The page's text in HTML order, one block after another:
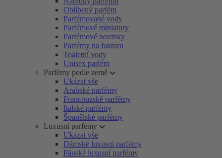
Oblíbený parfém
Parfémované vody
Parfémové miniatury
Parfémové novinky
Parfémy na fakturu
Toaletní vody
Unisex parfém
Parfémy podle země
Ukázat vše
Arabské parfémy
Francouzské parfémy
Italské parfémy
Španělské parfémy
Luxusní parfémy
Ukázat vše
Dámské luxusní parfémy
Pánské luxusní parfémy